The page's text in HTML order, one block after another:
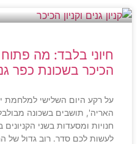
חיוני בלבד: מה פתוח
הכיכר בשכונת כפר
האריה', תושבים בשכונה
חנויות ומסעדות בשני
לעשות לכם סדר. רוב גדול של